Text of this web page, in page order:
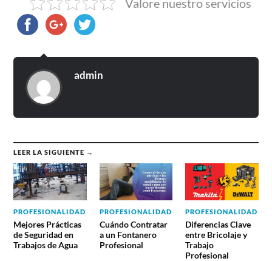
admin
LEER LA SIGUIENTE →
PROFESIONALIDAD
Mejores Prácticas
de Seguridad en
Trabajos de Agua
PROFESIONALIDAD
Cuándo Contratar
a un Fontanero
Profesional
PROFESIONALIDAD
Diferencias Clave
entre Bricolaje y
Trabajo
Profesional